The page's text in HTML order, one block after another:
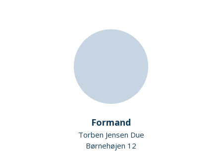
Formand
Torben Jensen Due
Børnehøjen 12